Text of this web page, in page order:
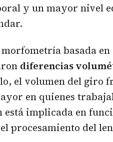
y un mayor nivel
basada en
diferencias
el volumen del giro
en quienes
está implicada en
procesamiento del